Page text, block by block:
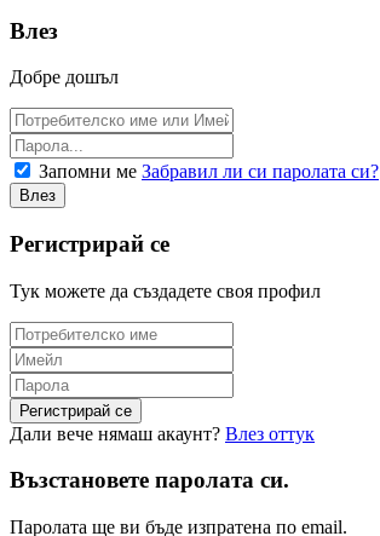
Влез
Добре дошъл
Запомни ме Забравил ли си паролата си?
Регистрирай се
Тук можете да създадете своя профил
Дали вече нямаш акаунт? Влез оттук
Възстановете паролата си.
Паролата ще ви бъде изпратена по email.